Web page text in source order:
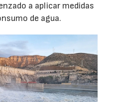
a aplicar medidas
de agua.